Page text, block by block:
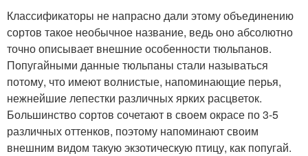
Классификаторы не напрасно дали этому объединению
сортов такое необычное название, ведь оно абсолютно
точно описывает внешние особенности тюльпанов.
Попугайными данные тюльпаны стали называться
потому, что имеют волнистые, напоминающие перья,
нежнейшие лепестки различных ярких расцветок.
Большинство сортов сочетают в своем окрасе по 3-5
различных оттенков, поэтому напоминают своим
внешним видом такую экзотическую птицу, как попугай.